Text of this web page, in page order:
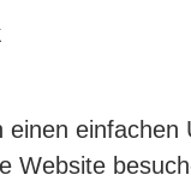
einen
Website